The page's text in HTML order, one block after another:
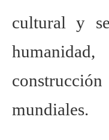
cultural y
mundiales.